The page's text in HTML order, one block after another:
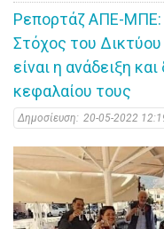
Ρεπορτάζ ΑΠΕ-ΜΠΕ:
Στόχος του
είναι η ανάδειξη
κεφαλαίου τους
Δημοσίευση: 20-05-2022